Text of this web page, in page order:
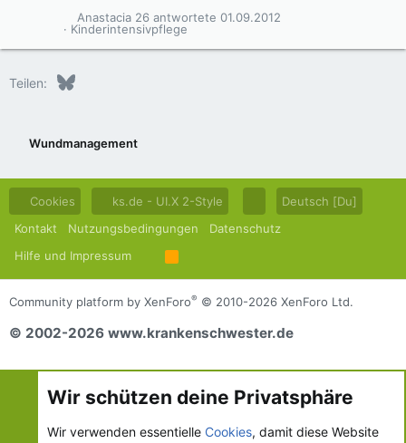
Kinderintensivpflege
01.09.2012
Anastacia 26
Teilen: Bluesky
Wundmanagement
Cookies ks.de - UI.X 2-Style
Deutsch [Du]
Kontakt
Nutzungsbedingungen
Datenschutz
Hilfe und Impressum
R
S
S
Community platform by XenForo® © 2010-2026 XenForo Ltd.
© 2002-2026 www.krankenschwester.de
Wir schützen deine Privatsphäre
Wir verwenden essentielle Cookies, damit diese Website